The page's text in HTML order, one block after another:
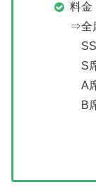
料金
⇒全
SS
S
A
B